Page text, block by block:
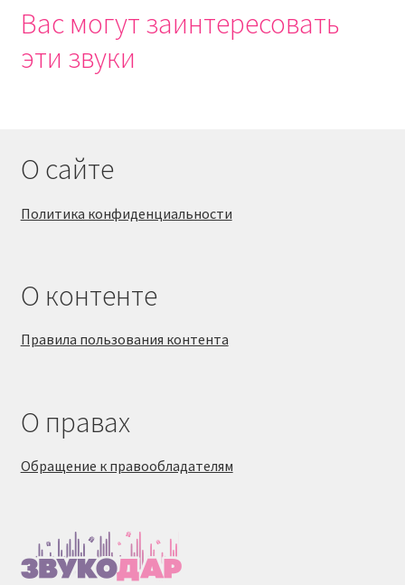
Вас могут заинтересовать
эти звуки
О сайте
Политика конфиденциальности
О контенте
Правила пользования контента
О правах
Обращение к правообладателям